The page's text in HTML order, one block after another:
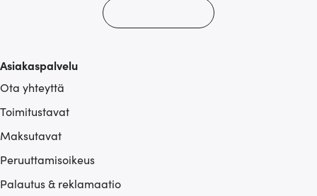
Asiakaspalvelu
Ota yhteyttä
Toimitustavat
Maksutavat
Peruuttamisoikeus
Palautus & reklamaatio